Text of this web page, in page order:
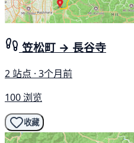
笠松町 → 長谷寺
2 站点 · 3个月前
100 浏览
收藏